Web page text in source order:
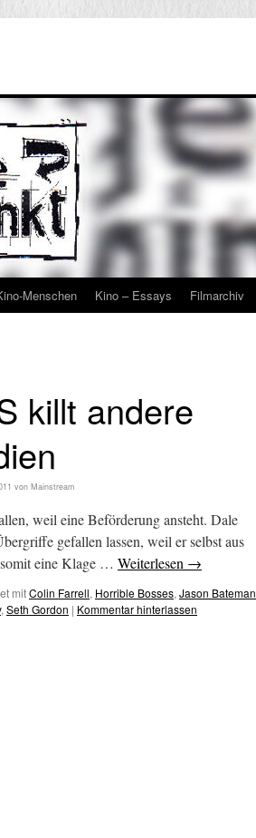
Menschen Kino – Essays Filmarchiv
killt andere
von Mainstream
weil eine Beförderung ansteht. Dale
gefallen lassen, weil er selbst aus
eine Klage … Weiterlesen →
mitColin Farrell, Horrible Bosses, Jason Bateman
, Seth Gordon | Kommentar hinterlassen